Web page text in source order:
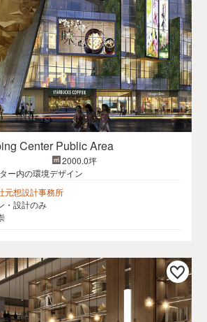
Center Public Area
2000.0坪
ー内の環境デザイン
元想設計事務所
・設計のみ